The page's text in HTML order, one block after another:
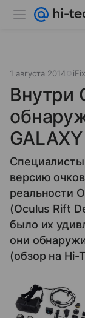
1 августа 2014
Внутри
версию
реальности
(Oculus Rift
было их
они
(обзор на Hi-